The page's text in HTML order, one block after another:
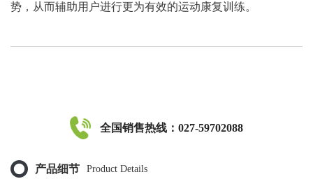
势，从而辅助用户进行更为有效的运动康复训练。
全国销售热线：027-59702088
产品细节 Product Details